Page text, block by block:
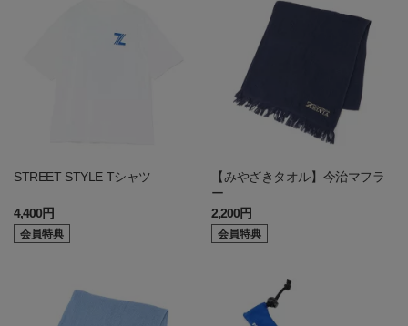
STREET STYLE Tシャツ
4,400円
会員特典
【みやざきタオル】今治マフラ
ー
2,200円
会員特典